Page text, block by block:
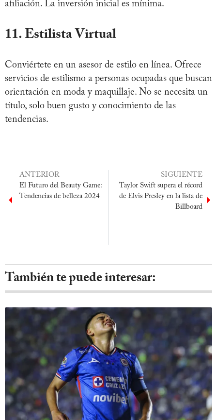
afiliación. La inversión inicial es mínima.
11. Estilista Virtual
Conviértete en un asesor de estilo en línea. Ofrece
servicios de estilismo a personas ocupadas que buscan
orientación en moda y maquillaje. No se necesita un
título, solo buen gusto y conocimiento de las
tendencias.
ANTERIOR
El Futuro del Beauty Game:
Tendencias de belleza 2024
SIGUIENTE
Taylor Swift supera el récord
de Elvis Presley en la lista de
Billboard
También te puede interesar: